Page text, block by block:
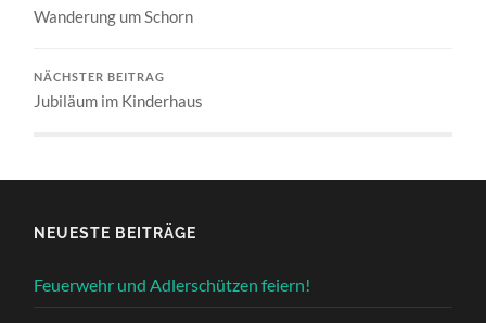
Wanderung um Schorn
NÄCHSTER BEITRAG
Jubiläum im Kinderhaus
NEUESTE BEITRÄGE
Feuerwehr und Adlerschützen feiern!